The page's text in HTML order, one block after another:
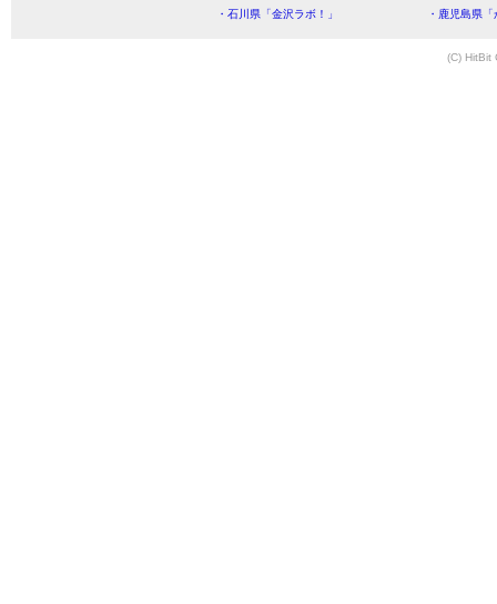
・石川県「金沢ラボ！」
・鹿児島県
(C) HitBit